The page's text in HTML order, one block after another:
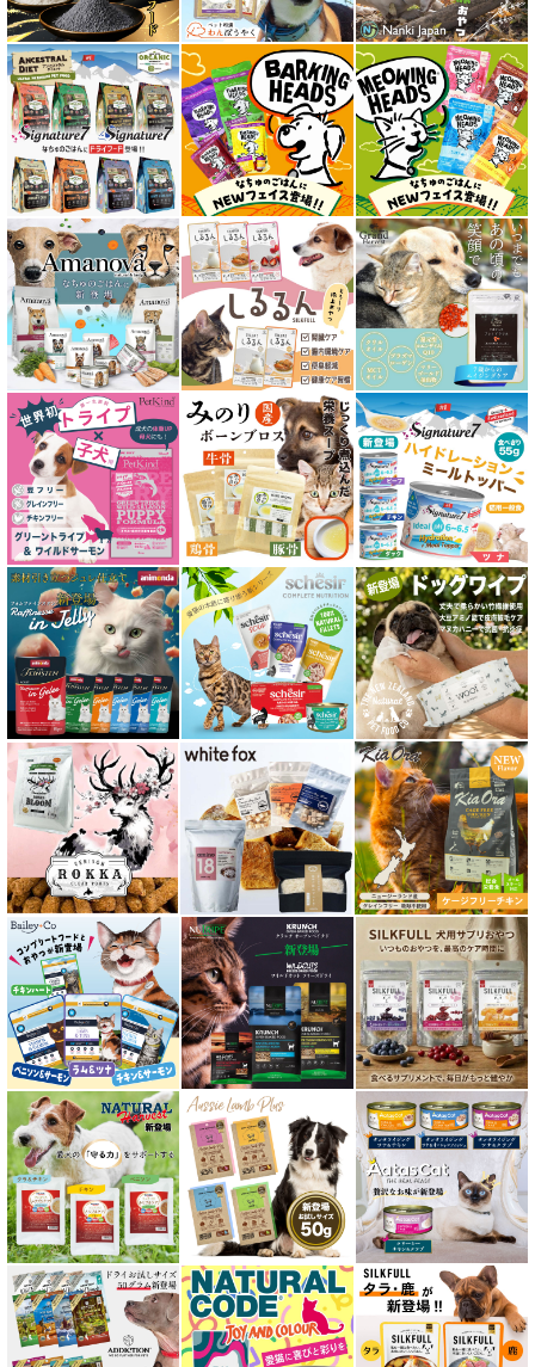
愛猫用ウェット300円以下コーナー
全年齢対応 フード for CAT
キトン用 フード for CAT
成猫用 フード for CAT
シニア猫用 フード for CAT
皮膚・被毛ケア対応 フード for CAT
食物アレルギー対応キャットフード
腎臓ケア対応キャットフード
関節サポート対応 フード for CAT
糖尿ケア対応 フード for CAT
肥満ケア対応 フード for CAT
泌尿器ケア対応 フード for CAT
胃腸ケア対応 フード for CAT
口腔内・喉ケア対応商品 猫用
食欲サポート対応キャットフード
肝臓ケア対応キャットフード
免疫サポート 猫用
低脂肪 ドライフード for CAT
水分補給用ウェットフード for CAT